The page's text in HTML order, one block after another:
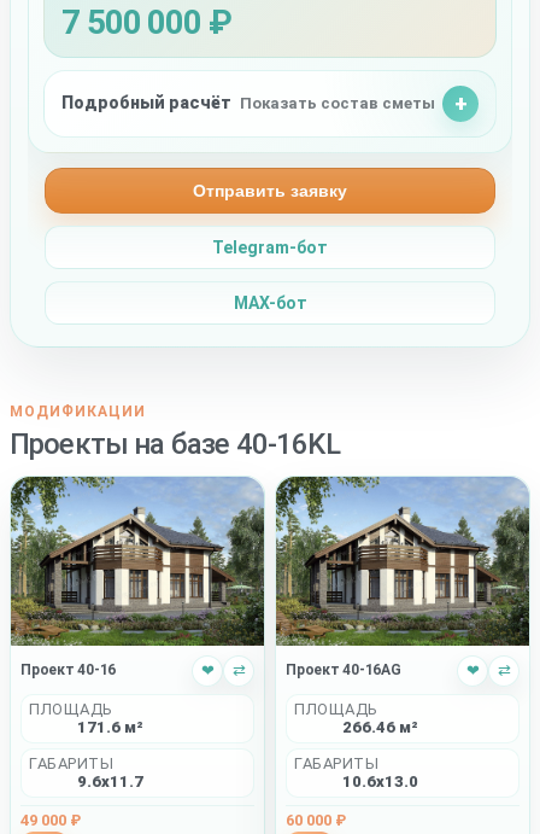
7 500 000 ₽
Подробный расчёт Показать состав сметы
Отправить заявку
Telegram-бот
MAX-бот
МОДИФИКАЦИИ
Проекты на базе 40-16KL
Проект 40-16 ❤ ⇄
ПЛОЩАДЬ
171.6 м²
ГАБАРИТЫ
9.6x11.7
49 000 ₽
Проект 40-16AG ❤ ⇄
ПЛОЩАДЬ
266.46 м²
ГАБАРИТЫ
10.6x13.0
60 000 ₽